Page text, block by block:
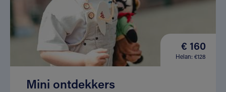
€ 160
Helan: €128
Mini ontdekkers